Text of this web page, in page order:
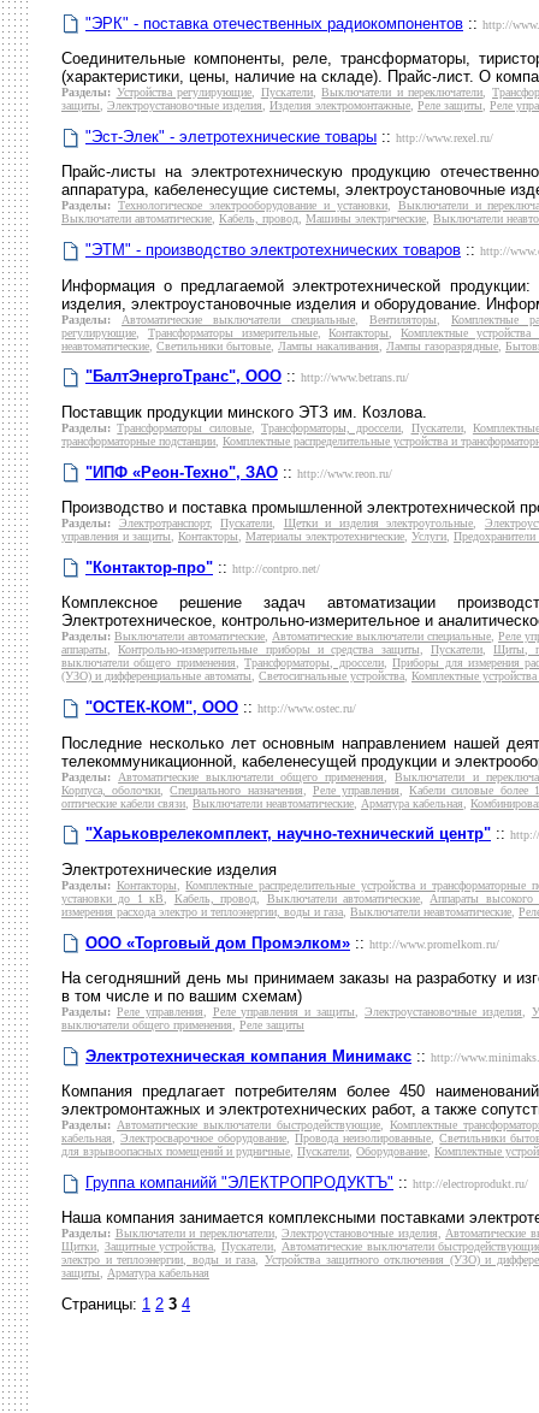
"ЭРК" - поставка отечественных радиокомпонентов :: http://
Соединительные компоненты, реле, трансформаторы,
(характеристики, цены, наличие на складе). Прайс-лист. О
Разделы: Устройства регулирующие Пускатели,Выключатели и переключатели ,
защиты
Электроустановочные изделия Изделия электромонтажные Реле защиты Реле
"Эст-Элек" - элетротехнические товары :: http://www.rexel.ru/
Прайс-листы на электротехническую продукцию
аппаратура, кабеленесущие системы, электроустановочные
Разделы: Технологическое электрооборудование и установки, Выключатели и
Выключатели автоматические, Кабель, провод, Машины электрические, Выключатели
"ЭТМ" - производство электротехнических товаров :: http://
Информация о предлагаемой электротехнической продукции:
изделия, электроустановочные изделия и оборудование.
Разделы: Автоматические выключатели специальные Вентиляторы
Комплектные
регулирующие
Трансформаторы измерительные,Контакторы ,Комплектные
неавтоматические Светильники бытовые Лампы накаливания Лампы газоразрядные
"БалтЭнергоТранс", ООО :: http://www.betrans.ru/
Поставщик продукции минского ЭТЗ им. Козлова.
Разделы: Трансформаторы силовые, Трансформаторы, дроссели Пускатели,
трансформаторные подстанции Комплектные распределительные устройства и
"ИПФ «Реон-Техно", ЗАО :: http://www.reon.ru/
Производство и поставка промышленной электротехнической
Разделы: Электротранспорт,Пускатели Щетки и изделия электроугольные
управления и защиты
Контакторы Материалы электротехнические Услуги
"Контактор-про" :: http://contpro.net/
Комплексное решение задач автоматизации
Электротехническое, контрольно-измерительное и
Разделы: Выключатели автоматические, Автоматические выключатели специальные, Реле
аппараты,Контрольно-измерительные приборы и средства защиты, Пускатели,Щиты,
выключатели общего применения,Трансформаторы, дроссели,Приборы для измерения
(УЗО) и дифференциальные автоматы, Светосигнальные устройства, Комплектные
"ОСТЕК-КОМ", ООО :: http://www.ostec.ru/
Последние несколько лет основным направлением нашей
телекоммуникационной, кабеленесущей продукции и
Разделы: Автоматические выключатели общего применения ,Выключатели и
Корпуса, оболочки ,Специального назначения Реле управления ,Кабели силовые более
оптические кабели связи Выключатели неавтоматические Арматура кабельная
"Харьковрелекомплект, научно-технический центр" ::
Электротехнические изделия
Разделы: Контакторы ,Комплектные распределительные устройства и трансформаторные
установки до 1 кВ
Кабель, провод Выключатели автоматические, Аппараты высокого
измерения расхода электро и теплоэнергии, воды и газа Выключатели неавтоматические
ООО «Торговый дом Промэлком» :: http://www.promelkom.ru/
На сегодняшний день мы принимаем заказы на разработку и
в том числе и по вашим схемам)
Разделы: Реле управления Реле управления и защиты ,Электроустановочные изделия
выключатели общего применения
Реле защиты
Электротехническая компания Минимакс :: http://
Компания предлагает потребителям более 450
электромонтажных и электротехнических работ, а также
Разделы: Автоматические выключатели быстродействующие
Комплектные
кабельная ,Электросварочное оборудование ,Провода неизолированные ,Светильники
для взрывоопасных помещений и рудничные Пускатели Оборудование Комплектные
Группа компанийй "ЭЛЕКТРОПРОДУКТЪ" :: http://electroprodukt.ru/
Наша компания занимается комплексными поставками
Разделы: Выключатели и переключатели, Электроустановочные изделия, Автоматические
Щитки, Защитные устройства,Пускатели, Автоматические выключатели
электро и теплоэнергии, воды и газа, Устройства защитного отключения (УЗО) и
защиты, Арматура кабельная
Страницы: 1 2 3 4